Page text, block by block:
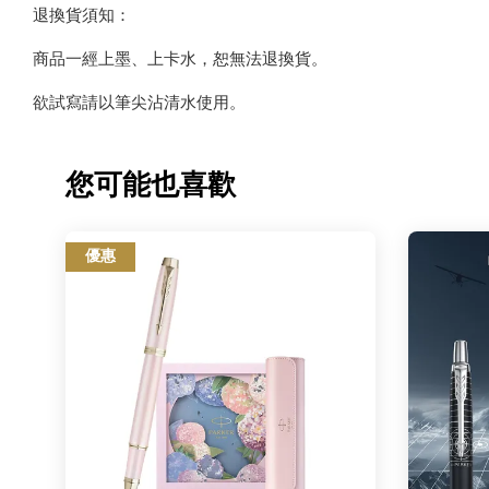
退換貨須知：
商品一經上墨、上卡水，恕無法退換貨。
欲試寫請以筆尖沾清水使用。
您可能也喜歡
優惠